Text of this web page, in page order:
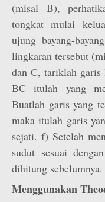
(misal B),
tongkat mulai
ujung bayang-
lingkaran tersebut
dan C, tariklah garis
BC itulah yang
Buatlah garis yang
maka itulah garis
sejati. f) Setelah
sudut sesuai
dihitung
Menggunakan